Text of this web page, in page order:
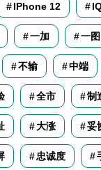
IPhone 12
一加 一图
不输 中端
全市 制
大涨 妥
忠诚度